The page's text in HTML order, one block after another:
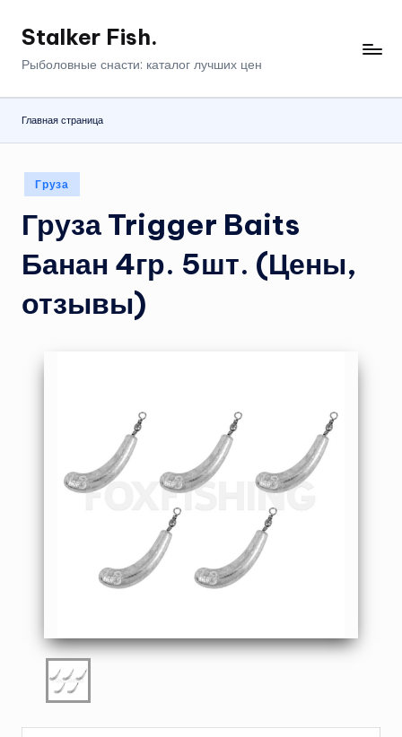
Перейти
Stalker Fish.
Рыболовные снасти: каталог лучших цен
Главная страница
Опубликовано
в
Груза
Груза Trigger Baits
Банан 4гр. 5шт. (Цены,
отзывы)